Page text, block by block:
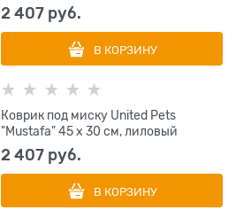
2 407 руб.
В КОРЗИНУ
Коврик под миску United Pets
"Mustafa" 45 х 30 см, лиловый
2 407 руб.
В КОРЗИНУ